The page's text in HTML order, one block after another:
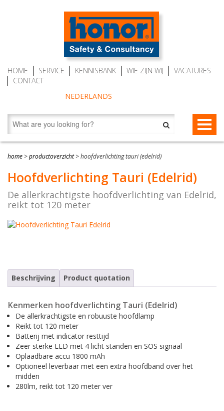
HOME SERVICE KENNISBANK WIE ZIJN WIJ
VACATURES
CONTACT
NEDERLANDS
VALBEVEILIGING
Valstopapparaten
Personenlieren (MRW)
Tijdelijke valbeveiliging
Vanglijnen
Ankerpunten (verplaatsbaar)
Valbeveiliging (hand)gereedschap
Vallastbeveiliging
Casus valbeveiliging
REDDING EN EVACUATIE
Redding- en evacuatietoestellen
Ankerpunten (verplaatsbaar)
Waterreddingen en duik reddingen
Karabijnhaken
Kernmantellijnen
Accessoires
Casus redding en evacuatie
BESCHERMENDE KLEDING
CWD20 SPEED Auto Belay, max. 20 meter
home >productoverzicht>hoofdverlichting tauri (edelrid)
Hoofdverlichting Tauri (Edelrid)
De allerkrachtigste hoofdverlichting van Edelrid,
reikt tot 120 meter
Beschrijving Product quotation
Kenmerken hoofdverlichting Tauri (Edelrid)
De allerkrachtigste en robuuste hoofdlamp
Reikt tot 120 meter
Batterij met indicator resttijd
Zeer sterke LED met 4 licht standen en SOS signaal
Oplaadbare accu 1800 mAh
Optioneel leverbaar met een extra hoofdband over het
midden
280lm, reikt tot 120 meter ver